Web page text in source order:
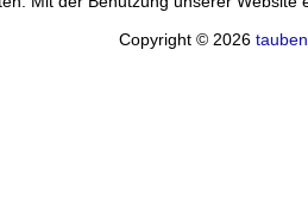
Copyright © 2026